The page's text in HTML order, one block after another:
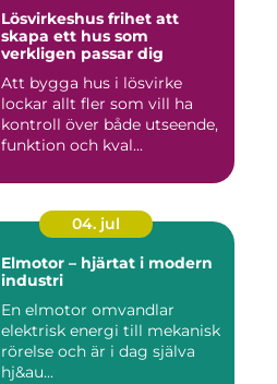
Lösvirkeshus frihet att
skapa ett hus som
verkligen passar dig
Att bygga hus i lösvirke
lockar allt fler som vill ha
kontroll över både utseende,
funktion och kval...
04. jul
Elmotor – hjärtat i modern
industri
En elmotor omvandlar
elektrisk energi till mekanisk
rörelse och är i dag själva
hj&au...